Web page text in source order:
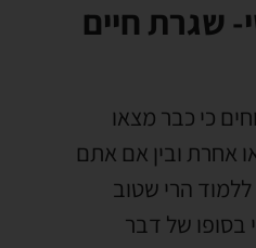
שגרת חיים
כי כבר מצאו
אחרת ובין אם אתם
הרי שטוב
בסופו של דבר